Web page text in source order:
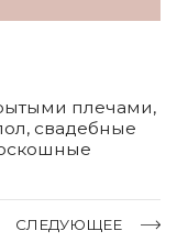
плечами,
, свадебные
СЛЕДУЮЩЕЕ